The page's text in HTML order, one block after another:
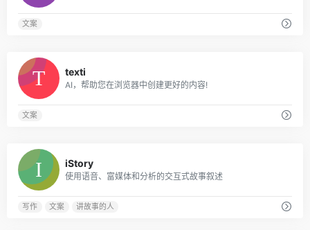
文案
texti
AI，帮助您在浏览器中创建更好的内容!
文案
iStory
使用语音、富媒体和分析的交互式故事叙述
写作 文案 讲故事的人